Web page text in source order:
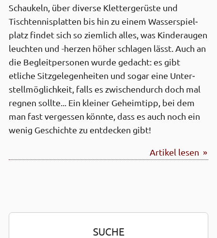
Schaukeln, über diverse Kletter­gerüste und
Tischtennis­platten bis hin zu einem Wasser­spiel­
platz findet sich so ziemlich alles, was Kinder­augen
leuchten und -herzen höher schlagen lässt. Auch an
die Begleit­personen wurde gedacht: es gibt
etliche Sitz­gelegen­heiten und sogar eine Unter­
stell­möglich­keit, falls es zwischen­durch doch mal
regnen sollte... Ein kleiner Geheim­tipp, bei dem
man fast vergessen könnte, dass es auch noch ein
wenig Geschichte zu entdecken gibt!
Artikel lesen »
SUCHE